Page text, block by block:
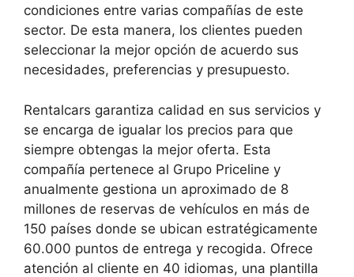
condiciones entre varias compañías de este
sector. De esta manera, los clientes pueden
seleccionar la mejor opción de acuerdo sus
necesidades, preferencias y presupuesto.
Rentalcars garantiza calidad en sus servicios y
se encarga de igualar los precios para que
siempre obtengas la mejor oferta. Esta
compañía pertenece al Grupo Priceline y
anualmente gestiona un aproximado de 8
millones de reservas de vehículos en más de
150 países donde se ubican estratégicamente
60.000 puntos de entrega y recogida. Ofrece
atención al cliente en 40 idiomas, una plantilla